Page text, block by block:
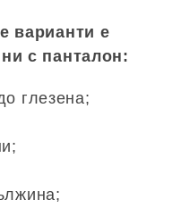
варианти е
с панталон:
глезена;